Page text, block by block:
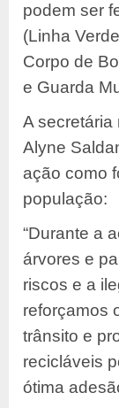
podem ser
(Linha
Corpo de
e Guarda
A secretária
Alyne
ação como
população:
“Durante a
árvores e
riscos e a
reforçamos
trânsito e
recicláveis
ótima